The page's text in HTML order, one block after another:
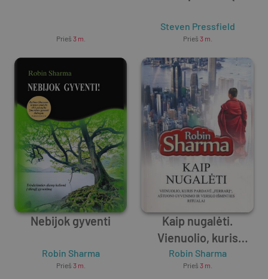
Prieš 3 m.
Steven Pressfield
Prieš 3 m.
Nebijok gyventi
Robin Sharma
Prieš 3 m.
Kaip nugalėti.
Vienuolio, kuris
pardavė „Ferrarį“
aštuoni gyvenimo ir
Robin Sharma
Prieš 3 m.